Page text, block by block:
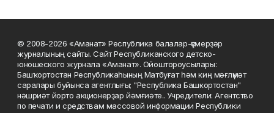
© 2008-2026 «Аманат» Республика балалар-үҫмерҙәр
журналының сайты. Сайт Республиканского детско-
юношеского журнала «Аманат». Ойоштороусылары:
Башҡортостан Республикаһының Матбуғат һәм киң мәғлүмәт
саралары буйынса агентлығы; "Республика Башкортостан"
нәшриәт йорто акционерҙар йәмғиәте.. Учредители: Агентство
по печати и средствам массовой информации Республики